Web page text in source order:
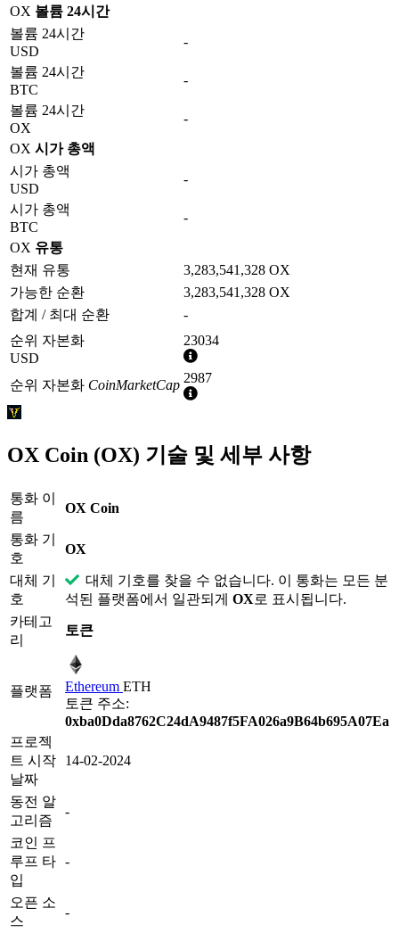
OX 볼륨 24시간
볼륨 24시간
USD
-
볼륨 24시간
BTC
-
볼륨 24시간
OX
-
OX 시가 총액
시가 총액
USD
-
시가 총액
BTC
-
OX 유통
현재 유통
3,283,541,328 OX
가능한 순환
3,283,541,328 OX
합계 / 최대 순환
-
순위 자본화
USD
23034
추
가
정
순위 자본화 CoinMarketCap 2987
추
보
OX Coin (OX) 기술 및 세부 사항
통화 이
름
OX Coin
통화 기
호
OX
대체 기
호
대체 기호를 찾을 수 없습니다. 이 통화는 모든 분
석된 플랫폼에서 일관되게 OX로 표시됩니다.
카테고
리
토큰
플랫폼 Ethereum ETH
토큰 주소:
0xba0Dda8762C24dA9487f5FA026a9B64b695A07Ea
프로젝
트 시작
날짜
14-02-2024
동전 알
고리즘
-
코인 프
루프 타
입
-
오픈 소
스
-